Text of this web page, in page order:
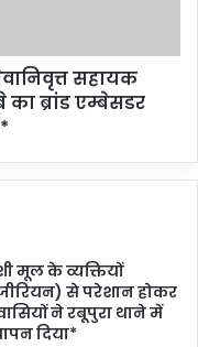
सहायक
ब्रांड एम्बेसडर
मूल के व्यक्तियों
से परेशान होकर
ने रबूपुरा थाने में
दिया*